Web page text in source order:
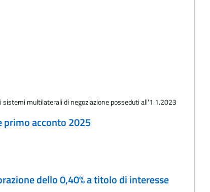
multilaterali di negoziazione posseduti all'1.1.2023
primo acconto 2025
dello 0,40% a titolo di interesse